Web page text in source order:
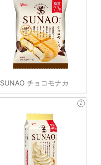
SUNAO チョコモナカ